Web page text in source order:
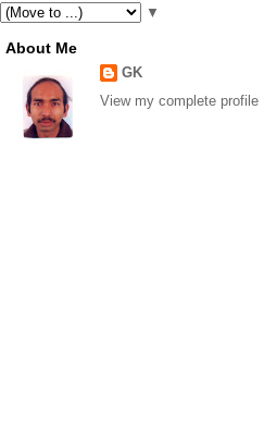
▼
About Me
GK
View my complete profile